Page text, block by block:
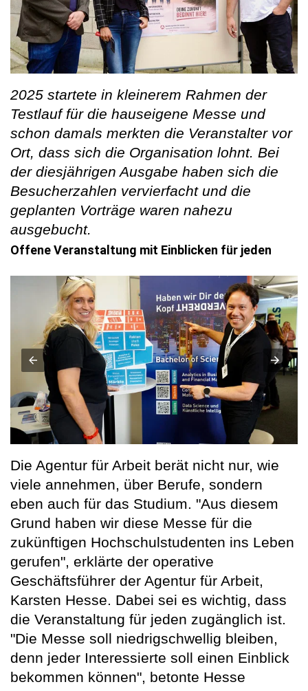
2025 startete in kleinerem Rahmen der
Testlauf für die hauseigene Messe und
schon damals merkten die Veranstalter vor
Ort, dass sich die Organisation lohnt. Bei
der diesjährigen Ausgabe haben sich die
Besucherzahlen vervierfacht und die
geplanten Vorträge waren nahezu
ausgebucht.
Offene Veranstaltung mit Einblicken für jeden
Die Agentur für Arbeit berät nicht nur, wie
viele annehmen, über Berufe, sondern
eben auch für das Studium. "Aus diesem
Grund haben wir diese Messe für die
zukünftigen Hochschulstudenten ins Leben
gerufen", erklärte der operative
Geschäftsführer der Agentur für Arbeit,
Karsten Hesse. Dabei sei es wichtig, dass
die Veranstaltung für jeden zugänglich ist.
"Die Messe soll niedrigschwellig bleiben,
denn jeder Interessierte soll einen Einblick
bekommen können", betonte Hesse